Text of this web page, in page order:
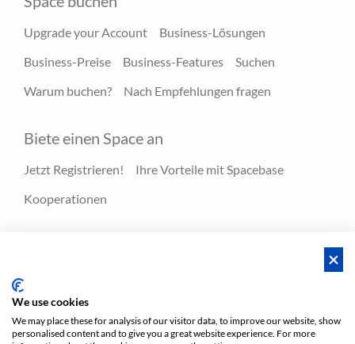
Upgrade your Account
Business-Lösungen
Business-Preise
Business-Features
Suchen
Warum buchen?
Nach Empfehlungen fragen
Biete einen Space an
Jetzt Registrieren!
Ihre Vorteile mit Spacebase
Kooperationen
AGBs Privatsphäre AGBs/ Impressum Sitemap
We use cookies
We may place these for analysis of our visitor data, to improve our website, show
personalised content and to give you a great website experience. For more